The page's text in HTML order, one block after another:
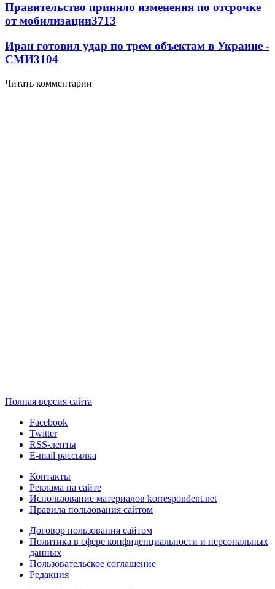
Правительство приняло изменения по отсрочке
от мобилизации3713
Иран готовил удар по трем объектам в Украине -
СМИ3104
Читать комментарии
Полная версия сайта
Facebook
Twitter
RSS-ленты
E-mail рассылка
Контакты
Реклама на сайте
Использование материалов korrespondent.net
Правила пользования сайтом
Договор пользования сайтом
Политика в сфере конфиденциальности и персональных
данных
Пользовательское соглашение
Редакция